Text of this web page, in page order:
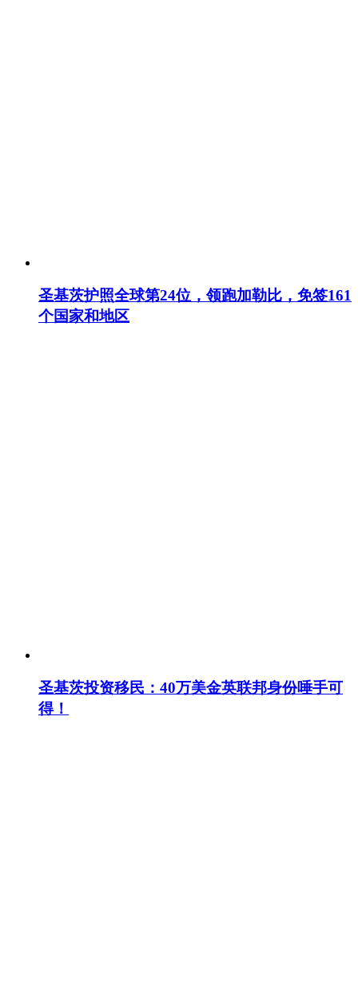
圣基茨护照全球第24位，领跑加勒比，免签161
个国家和地区
圣基茨投资移民：40万美金英联邦身份唾手可
得！